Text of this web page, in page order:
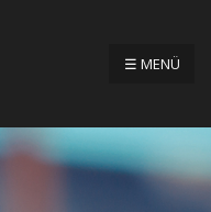
☰ MENÜ